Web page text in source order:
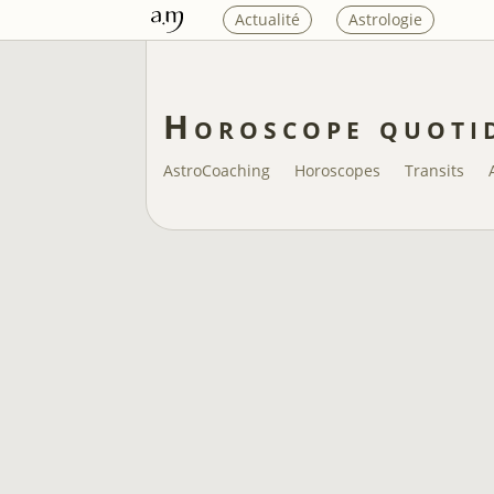
Actualité Astrologie
Horoscope
AstroCoaching Horoscopes Transits